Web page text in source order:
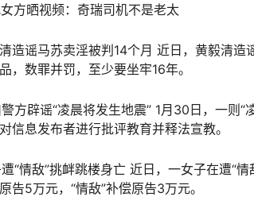
方晒视频：奇瑞司机不是老太
造谣马苏卖淫被判14个月 近日，黄毅清造
，数罪并罚，至少要坐牢16年。
方辟谣“凌晨将发生地震” 1月30日，一则
信息发布者进行批评教育并释法宣教。
“情敌”挑衅跳楼身亡 近日，一女子在遭“
告5万元，“情敌”补偿原告3万元。